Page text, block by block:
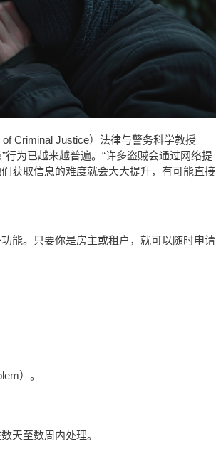
Criminal Justice）法律与警务科学教授
行为已越来越普遍。“许多盗贼会通过网络提
获取信息的难度就会大大提升，有可能直接
能。只要你是房主或租户，就可以随时申请
）。
天至数周内处理。